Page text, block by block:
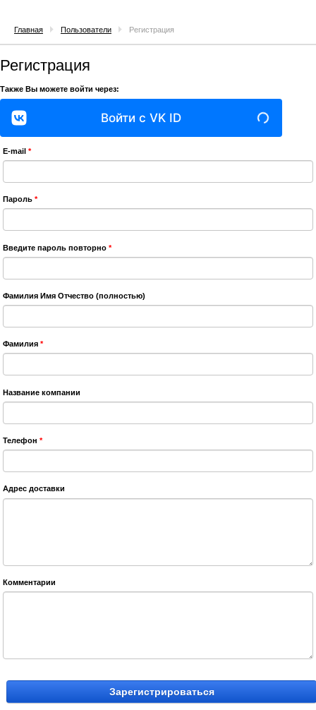
Главная Пользователи Регистрация
Регистрация
E-mail*
Пароль*
Введите пароль повторно*
Фамилия Имя Отчество (полностью)
Фамилия*
Название компании
Телефон*
Адрес доставки
Комментарии
Также Вы можете войти через:
Войти с VK ID